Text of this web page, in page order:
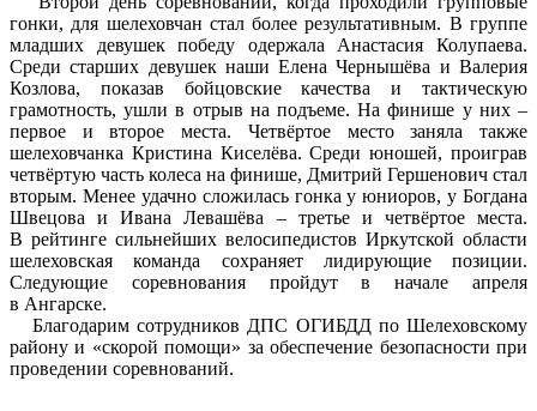
гонки, для шелеховчан стал более результативным. В группе
младших девушек победу одержала Анастасия Колупаева.
Среди старших девушек наши Елена Чернышёва и Валерия
Козлова, показав бойцовские качества и тактическую
грамотность, ушли в отрыв на подъеме. На финише у них –
первое и второе места. Четвёртое место заняла также
шелеховчанка Кристина Киселёва. Среди юношей, проиграв
четвёртую часть колеса на финише, Дмитрий Гершенович стал
вторым. Менее удачно сложилась гонка у юниоров, у Богдана
Швецова и Ивана Левашёва – третье и четвёртое места.
В рейтинге сильнейших велосипедистов Иркутской области
шелеховская команда сохраняет лидирующие позиции.
Следующие соревнования пройдут в начале апреля
в Ангарске.
Благодарим сотрудников ДПС ОГИБДД по Шелеховскому
району и «скорой помощи» за обеспечение безопасности при
проведении соревнований.